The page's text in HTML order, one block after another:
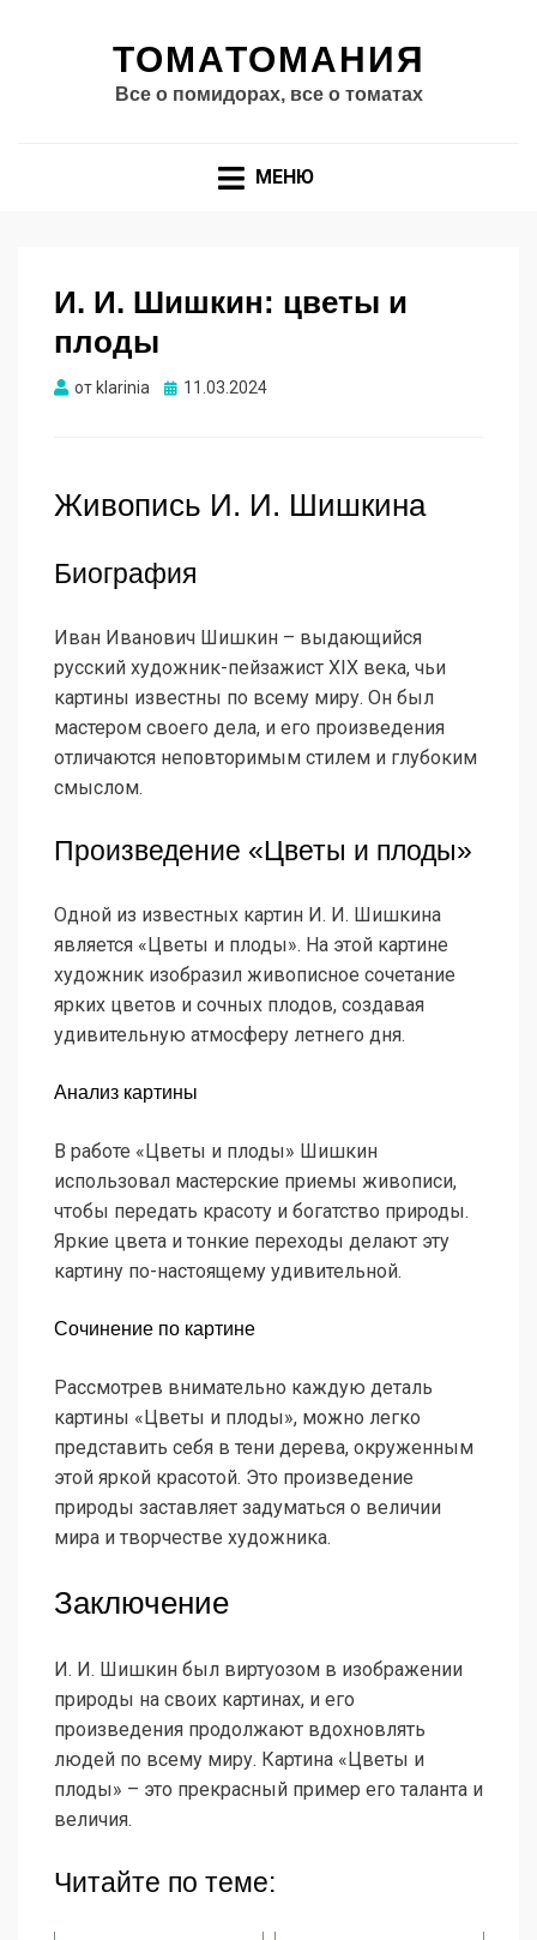
ТОМАТОМАНИЯ
Все о помидорах, все о томатах
МЕНЮ
И. И. Шишкин: цветы и
плоды
от klarinia Опубликовано
11.03.2024
Живопись И. И. Шишкина
Биография
Иван Иванович Шишкин – выдающийся
русский художник-пейзажист XIX века, чьи
картины известны по всему миру. Он был
мастером своего дела, и его произведения
отличаются неповторимым стилем и глубоким
смыслом.
Произведение «Цветы и плоды»
Одной из известных картин И. И. Шишкина
является «Цветы и плоды». На этой картине
художник изобразил живописное сочетание
ярких цветов и сочных плодов, создавая
удивительную атмосферу летнего дня.
Анализ картины
В работе «Цветы и плоды» Шишкин
использовал мастерские приемы живописи,
чтобы передать красоту и богатство природы.
Яркие цвета и тонкие переходы делают эту
картину по-настоящему удивительной.
Сочинение по картине
Рассмотрев внимательно каждую деталь
картины «Цветы и плоды», можно легко
представить себя в тени дерева, окруженным
этой яркой красотой. Это произведение
природы заставляет задуматься о величии
мира и творчестве художника.
Заключение
И. И. Шишкин был виртуозом в изображении
природы на своих картинах, и его
произведения продолжают вдохновлять
людей по всему миру. Картина «Цветы и
плоды» – это прекрасный пример его таланта и
величия.
Читайте по теме: